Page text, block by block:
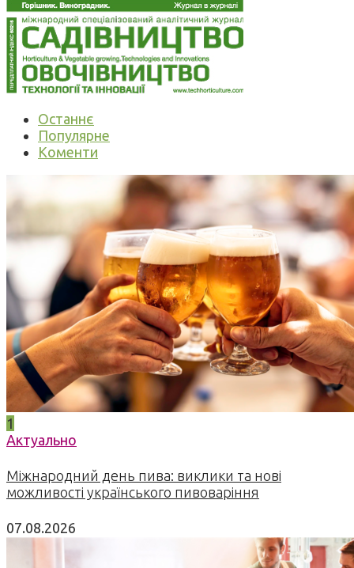
Останнє
Популярне
Коменти
1
Актуально
Міжнародний день пива: виклики та нові
можливості українського пивоваріння
07.08.2026